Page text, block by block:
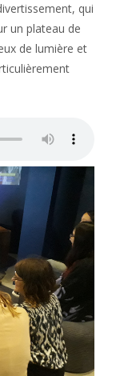
qui
un plateau de
de lumière et